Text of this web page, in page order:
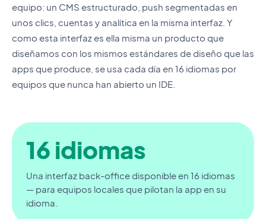
equipo: un CMS estructurado, push segmentadas en
unos clics, cuentas y analítica en la misma interfaz. Y
como esta interfaz es ella misma un producto que
diseñamos con los mismos estándares de diseño que las
apps que produce, se usa cada día en 16 idiomas por
equipos que nunca han abierto un IDE.
16 idiomas
Una interfaz back-office disponible en 16 idiomas
— para equipos locales que pilotan la app en su
idioma.